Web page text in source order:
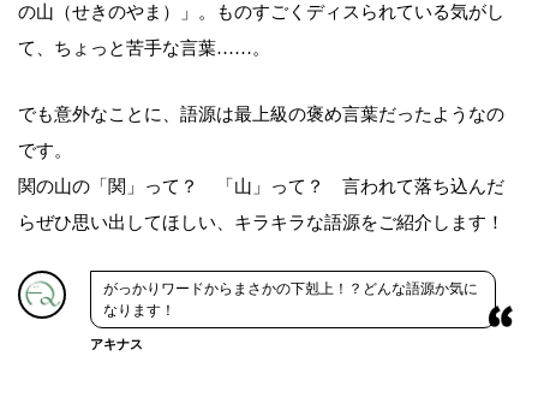
の山（せきのやま）」。ものすごくディスられている気がし
て、ちょっと苦手な言葉……。
でも意外なことに、語源は最上級の褒め言葉だったようなの
です。
関の山の「関」って？ 「山」って？ 言われて落ち込んだ
らぜひ思い出してほしい、キラキラな語源をご紹介します！
がっかりワードからまさかの下剋上！？どんな語源か気に
なります！
アキナス